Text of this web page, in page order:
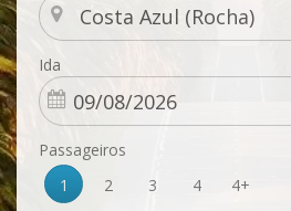
Ida
Passageiros
1
2 3 4 4+